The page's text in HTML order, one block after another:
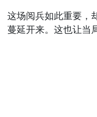
这场阅兵如此重要，
蔓延开来。这也让当